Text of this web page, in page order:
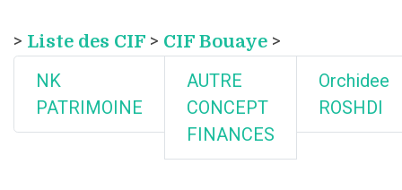
> Liste des CIF > CIF Bouaye >
NK
PATRIMOINE
AUTRE
CONCEPT
FINANCES
Orchidee
ROSHDI